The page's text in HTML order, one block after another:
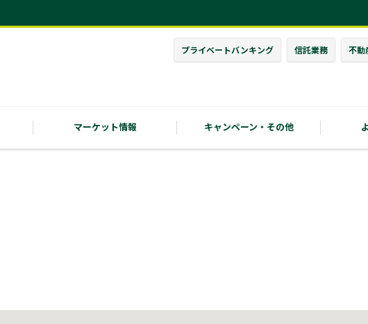
プライベートバンキング 信託業務 不動
マーケット情報 キャンペーン・ その他